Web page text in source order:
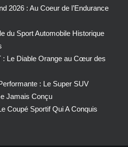
2026 : Au Coeur de l’Endurance
du Sport Automobile Historique
: Le Diable Orange au Cœur des
: Le Super SUV
Jamais Conçu
Coupé Sportif Qui A Conquis